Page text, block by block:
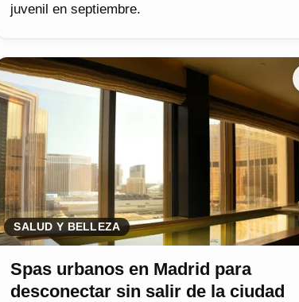
juvenil en septiembre.
SALUD Y BELLEZA
Spas urbanos en Madrid para
desconectar sin salir de la ciudad